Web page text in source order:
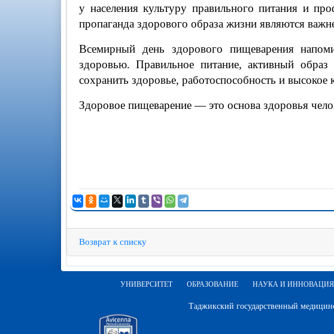
у населения культуру правильного питания и
пропаганда здорового образа жизни являются
Всемирный день здорового пищеварения
здоровью. Правильное питание, активный
сохранить здоровье, работоспособность и высокое
Здоровое пищеварение — это основа здоровья
Возврат к списку
УНИВЕРСИТЕТ ОБРАЗОВАНИЕ НАУКА И ИННОВАЦИЯ
Таджикский государственный